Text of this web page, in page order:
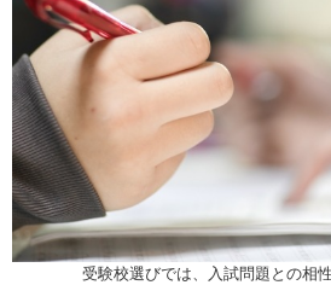
受験校選びでは、入試問題との相